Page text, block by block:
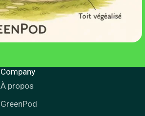
Company
À propos
GreenPod